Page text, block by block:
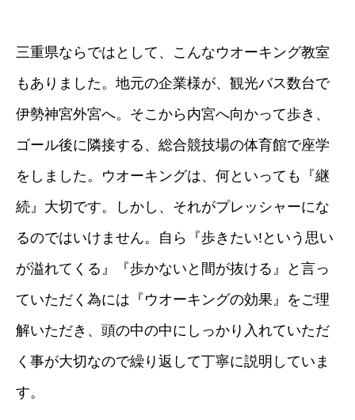
三重県ならではとして、こんなウオーキング教室
もありました。地元の企業様が、観光バス数台で
伊勢神宮外宮へ。そこから内宮へ向かって歩き、
ゴール後に隣接する、総合競技場の体育館で座学
をしました。ウオーキングは、何といっても『継
続』大切です。しかし、それがプレッシャーにな
るのではいけません。自ら『歩きたい!という思い
が溢れてくる』『歩かないと間が抜ける』と言っ
ていただく為には『ウオーキングの効果』をご理
解いただき、頭の中の中にしっかり入れていただ
く事が大切なので繰り返して丁寧に説明していま
す。